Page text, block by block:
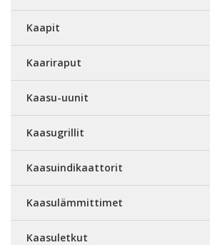
Kaapit
Kaariraput
Kaasu-uunit
Kaasugrillit
Kaasuindikaattorit
Kaasulämmittimet
Kaasuletkut